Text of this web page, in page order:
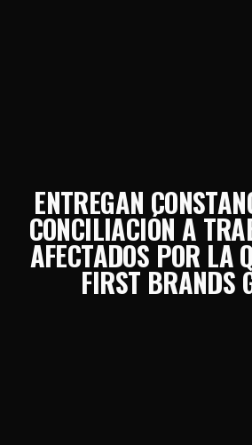
ENTREGAN
CONCILIACIÓN A
AFECTADOS POR LA
FIRST BRANDS